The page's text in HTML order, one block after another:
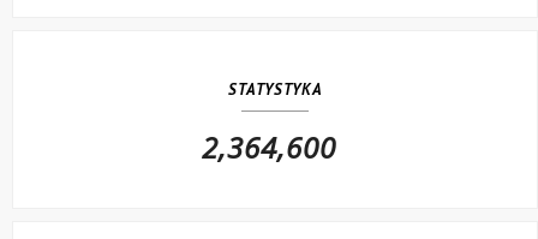
STATYSTYKA
2,364,600